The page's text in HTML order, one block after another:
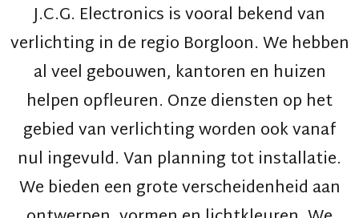
J.C.G. Electronics is vooral bekend van
verlichting in de regio Borgloon. We hebben
al veel gebouwen, kantoren en huizen
helpen opfleuren. Onze diensten op het
gebied van verlichting worden ook vanaf
nul ingevuld. Van planningtotinstallatie.
We bieden een grote verscheidenheid aan